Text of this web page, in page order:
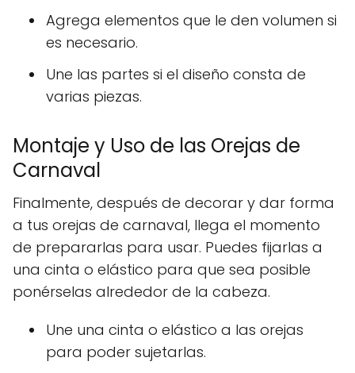
Agrega elementos que le den volumen si
es necesario.
Une las partes si el diseño consta de
varias piezas.
Montaje y Uso de las Orejas de
Carnaval
Finalmente, después de decorar y dar forma
a tus orejas de carnaval, llega el momento
de prepararlas para usar. Puedes fijarlas a
una cinta o elástico para que sea posible
ponérselas alrededor de la cabeza.
Une una cinta o elástico a las orejas
para poder sujetarlas.